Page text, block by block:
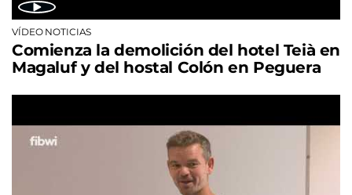
VÍDEO NOTICIAS
Comienza la demolición del hotel Teià en
Magaluf y del hostal Colón en Peguera